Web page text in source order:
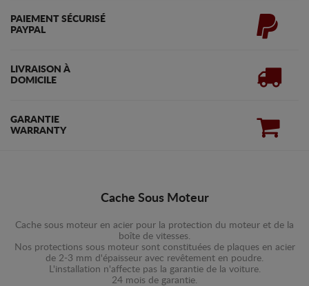
PAIEMENT SÉCURISÉ
PAYPAL
LIVRAISON À
DOMICILE
GARANTIE
WARRANTY
Cache Sous Moteur
Cache sous moteur en acier pour la protection du moteur et de la
boîte de vitesses.
Nos protections sous moteur sont constituées de plaques en acier
de 2-3 mm d'épaisseur avec revêtement en poudre.
L'installation n'affecte pas la garantie de la voiture.
24 mois de garantie.